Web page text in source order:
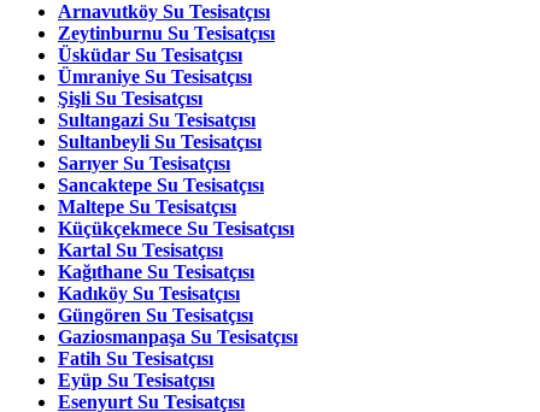
Arnavutköy Su Tesisatçısı
Zeytinburnu Su Tesisatçısı
Üsküdar Su Tesisatçısı
Ümraniye Su Tesisatçısı
Şişli Su Tesisatçısı
Sultangazi Su Tesisatçısı
Sultanbeyli Su Tesisatçısı
Sarıyer Su Tesisatçısı
Sancaktepe Su Tesisatçısı
Maltepe Su Tesisatçısı
Küçükçekmece Su Tesisatçısı
Kartal Su Tesisatçısı
Kağıthane Su Tesisatçısı
Kadıköy Su Tesisatçısı
Güngören Su Tesisatçısı
Gaziosmanpaşa Su Tesisatçısı
Fatih Su Tesisatçısı
Eyüp Su Tesisatçısı
Esenyurt Su Tesisatçısı